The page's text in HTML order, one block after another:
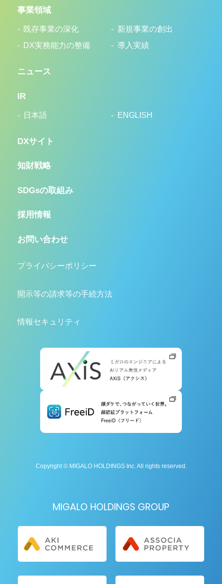
事業領域
既存事業の深化
新規事業の創出
DX実務能力の整備
導入実績
ニュース
IR
日本語 ENGLISH
DXサイト
知財戦略
SDGsの取組み
採用情報
お問い合わせ
プライバシーポリシー
開示等の請求等の手続方法
情報セキュリティ
Copyright © MIGALO HOLDINGS Inc. All rights reserved.
MIGALO HOLDINGS GROUP